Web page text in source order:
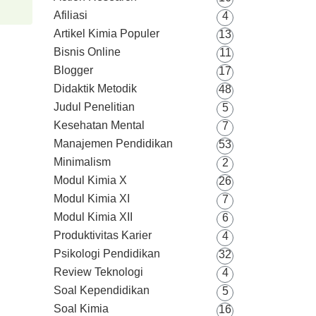
Afiliasi
4
Artikel Kimia Populer
13
Bisnis Online
11
Blogger
17
Didaktik Metodik
48
Judul Penelitian
5
Kesehatan Mental
7
Manajemen Pendidikan
53
Minimalism
2
Modul Kimia X
26
Modul Kimia XI
7
Modul Kimia XII
6
Produktivitas Karier
4
Psikologi Pendidikan
32
Review Teknologi
4
Soal Kependidikan
5
Soal Kimia
16